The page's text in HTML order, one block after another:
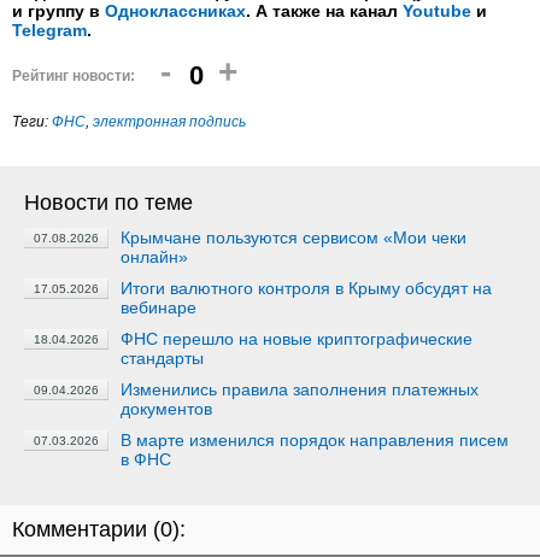
и группу в Одноклассниках. А также на канал Youtube и
Telegram.
Рейтинг новости: - 0 +
Теги: ФНС, электронная подпись
Новости по теме
07.08.2026
Крымчане пользуются сервисом «Мои чеки
онлайн»
17.05.2026
Итоги валютного контроля в Крыму обсудят на
вебинаре
18.04.2026
ФНС перешло на новые криптографические
стандарты
09.04.2026
Изменились правила заполнения платежных
документов
07.03.2026
В марте изменился порядок направления писем
в ФНС
Комментарии (0):